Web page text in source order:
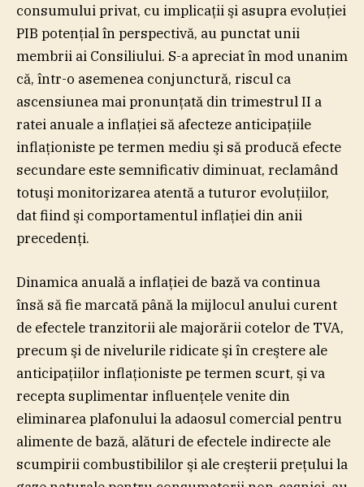
consumului privat, cu implicaţii şi asupra evoluţiei
PIB potenţial în perspectivă, au punctat unii
membrii ai Consiliului. S-a apreciat în mod unanim
că, într-o asemenea conjunctură, riscul ca
ascensiunea mai pronunţată din trimestrul II a
ratei anuale a inflaţiei să afecteze anticipaţiile
inflaţioniste pe termen mediu şi să producă efecte
secundare este semnificativ diminuat, reclamând
totuşi monitorizarea atentă a tuturor evoluţiilor,
dat fiind şi comportamentul inflaţiei din anii
precedenţi.
Dinamica anuală a inflaţiei de bază va continua
însă să fie marcată până la mijlocul anului curent
de efectele tranzitorii ale majorării cotelor de TVA,
precum şi de nivelurile ridicate şi în creştere ale
anticipaţiilor inflaţioniste pe termen scurt, şi va
recepta suplimentar influenţele venite din
eliminarea plafonului la adaosul comercial pentru
alimente de bază, alături de efectele indirecte ale
scumpirii combustibililor şi ale creşterii preţului la